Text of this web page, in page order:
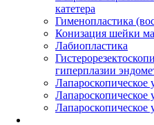
катетера
Гименопластика
Конизация шейки
Лабиопластика
гиперплазии
Лапароскопическое
Лапароскопическое
Лапароскопическое